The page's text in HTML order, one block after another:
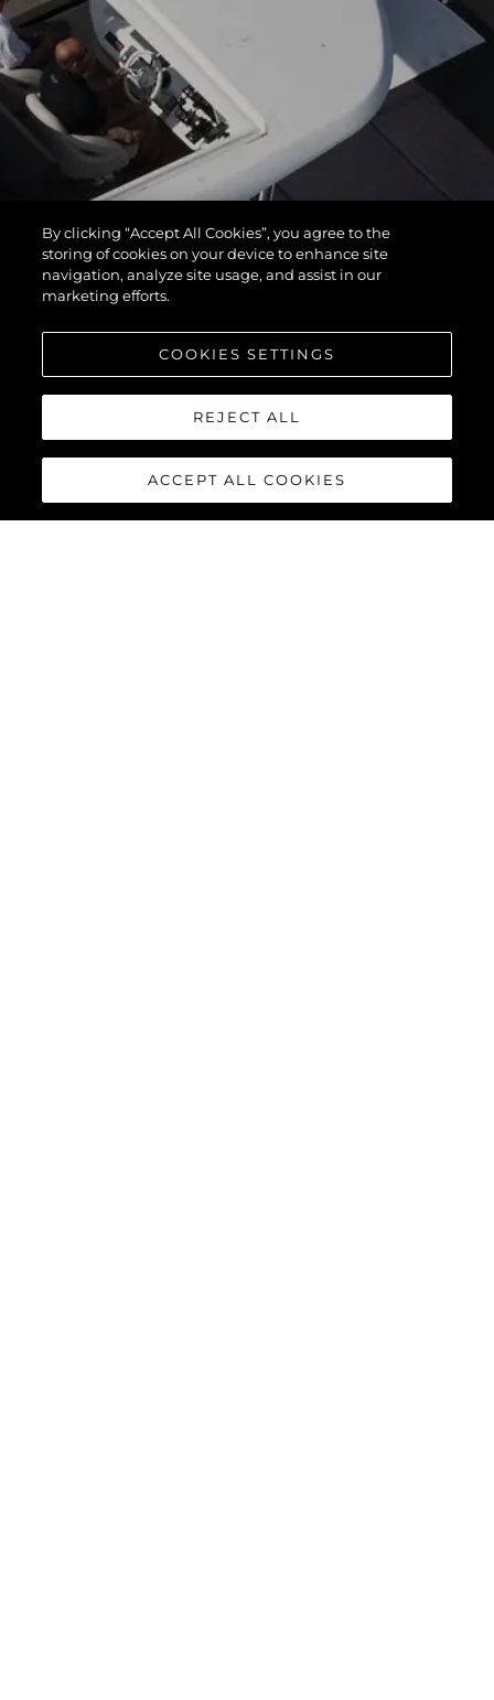
By clicking “Accept All Cookies”, you agree to the
storing of cookies on your device to enhance site
navigation, analyze site usage, and assist in our
marketing efforts.
COOKIES SETTINGS
REJECT ALL
ACCEPT ALL COOKIES